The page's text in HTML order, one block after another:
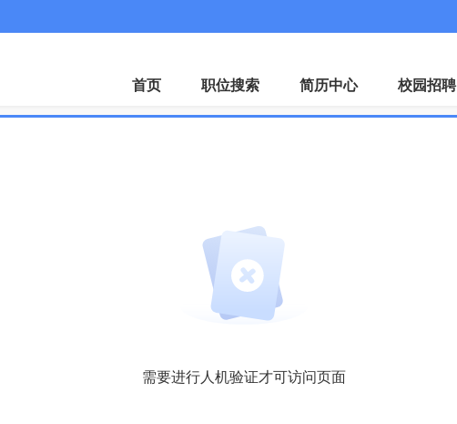
微信
首页 职位搜索 简历中心 校园招聘
需要进行人机验证才可访问页面